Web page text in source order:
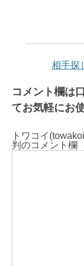
相手探
コメント欄は
てお気軽にお
トワコイ
判のコメント欄